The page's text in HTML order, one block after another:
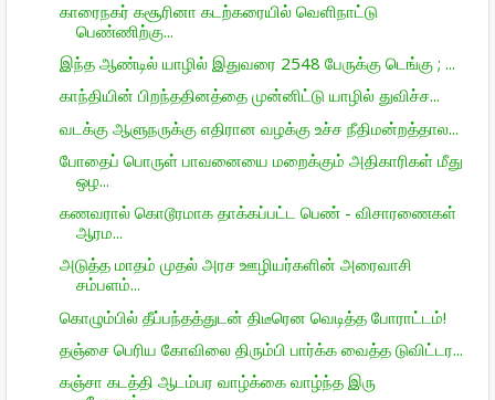
காரைநகர் கசூரினா கடற்கரையில் வெளிநாட்டு
பெண்ணிற்கு...
இந்த ஆண்டில் யாழில் இதுவரை 2548 பேருக்கு டெங்கு ; ...
காந்தியின் பிறந்ததினத்தை முன்னிட்டு யாழில் துவிச்ச...
வடக்கு ஆளுநருக்கு எதிரான வழக்கு உச்ச நீதிமன்றத்தால...
போதைப் பொருள் பாவனையை மறைக்கும் அதிகாரிகள் மீது
ஒழ...
கணவரால் கொடூரமாக தாக்கப்பட்ட பெண் - விசாரணைகள்
ஆரம...
அடுத்த மாதம் முதல் அரச ஊழியர்களின் அரைவாசி
சம்பளம்...
கொழும்பில் தீப்பந்தத்துடன் திடீரென வெடித்த போராட்டம்!
தஞ்சை பெரிய கோவிலை திரும்பி பார்க்க வைத்த டுவிட்டர...
கஞ்சா கடத்தி ஆடம்பர வாழ்க்கை வாழ்ந்த இரு